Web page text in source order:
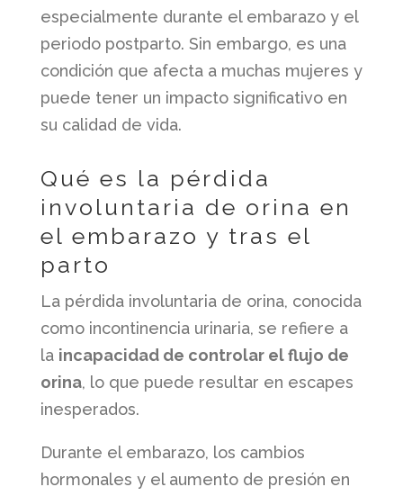
especialmente durante el embarazo y el
periodo postparto. Sin embargo, es una
condición que afecta a muchas mujeres y
puede tener un impacto significativo en
su calidad de vida.
Qué es la pérdida
involuntaria de orina en
el embarazo y tras el
parto
La pérdida involuntaria de orina, conocida
como incontinencia urinaria, se refiere a
la incapacidad de controlar el flujo de
orina, lo que puede resultar en escapes
inesperados.
Durante el embarazo, los cambios
hormonales y el aumento de presión en